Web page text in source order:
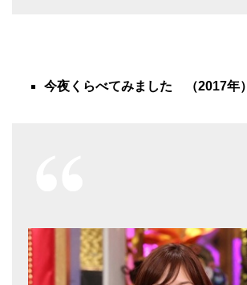
今夜くらべてみました （2017年）